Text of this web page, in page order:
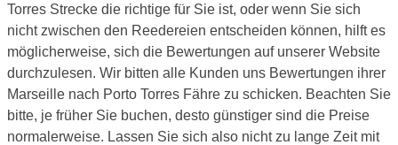
Torres Strecke die richtige für Sie ist, oder wenn Sie sich
nicht zwischen den Reedereien entscheiden können, hilft es
möglicherweise, sich die Bewertungen auf unserer Website
durchzulesen. Wir bitten alle Kunden uns Bewertungen ihrer
Marseille nach Porto Torres Fähre zu schicken. Beachten Sie
bitte, je früher Sie buchen, desto günstiger sind die Preise
normalerweise. Lassen Sie sich also nicht zu lange Zeit mit